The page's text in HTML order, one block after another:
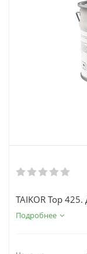
TAIKOR Top
Подробнее